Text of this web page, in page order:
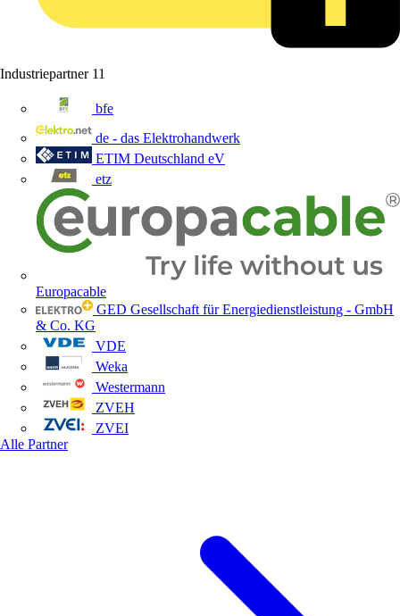
Industriepartner 11
bfe
de - das Elektrohandwerk
ETIM Deutschland eV
etz
Europacable
GED Gesellschaft für Energiedienstleistung - GmbH
& Co. KG
VDE
Weka
Westermann
ZVEH
ZVEI
Alle Partner